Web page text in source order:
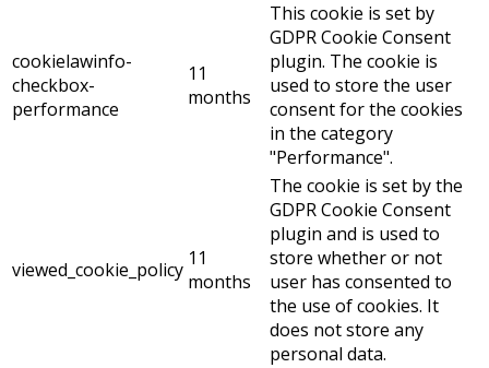
cookielawinfo-
checkbox-
performance
11
months
This cookie is set by
GDPR Cookie Consent
plugin. The cookie is
used to store the user
consent for the cookies
in the category
"Performance".
viewed_cookie_policy 11
months
The cookie is set by the
GDPR Cookie Consent
plugin and is used to
store whether or not
user has consented to
the use of cookies. It
does not store any
personal data.